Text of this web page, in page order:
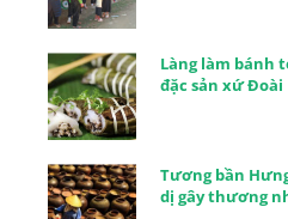
Làng làm bánh
đặc sản xứ Đoài
Tương bần
dị gây thương